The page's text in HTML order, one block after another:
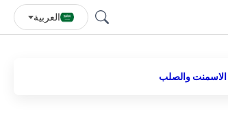
العربية